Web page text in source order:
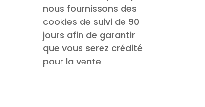
nous fournissons des
cookies de suivi de 90
jours afin de garantir
que vous serez crédité
pour la vente.